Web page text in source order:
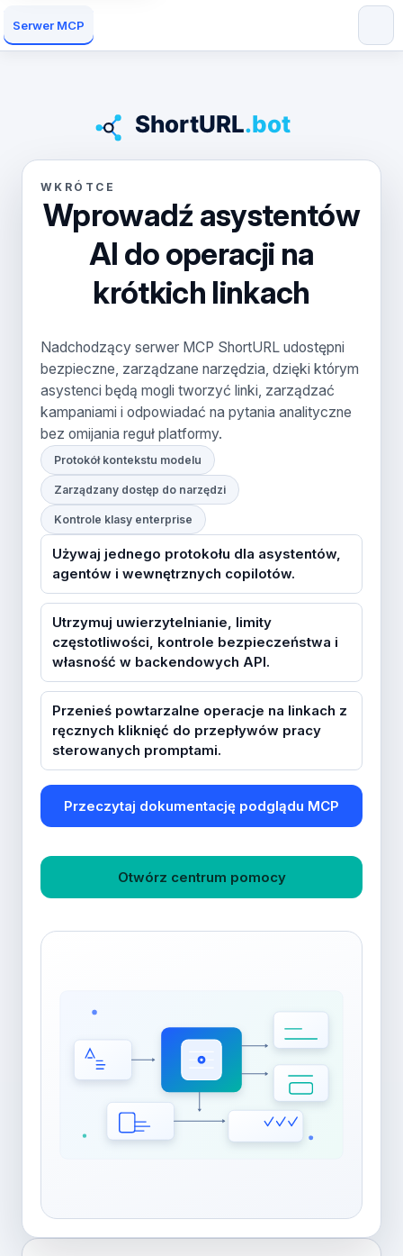
Serwer MCP
WKRÓTCE
Wprowadź asystentów
AI do operacji na
krótkich linkach
Nadchodzący serwer MCP ShortURL udostępni
bezpieczne, zarządzane narzędzia, dzięki którym
asystenci będą mogli tworzyć linki, zarządzać
kampaniami i odpowiadać na pytania analityczne
bez omijania reguł platformy.
Protokół kontekstu modelu
Zarządzany dostęp do narzędzi
Kontrole klasy enterprise
Używaj jednego protokołu dla asystentów,
agentów i wewnętrznych copilotów.
Utrzymuj uwierzytelnianie, limity
częstotliwości, kontrole bezpieczeństwa i
własność w backendowych API.
Przenieś powtarzalne operacje na linkach z
ręcznych kliknięć do przepływów pracy
sterowanych promptami.
Przeczytaj dokumentację podglądu MCP
Otwórz centrum pomocy